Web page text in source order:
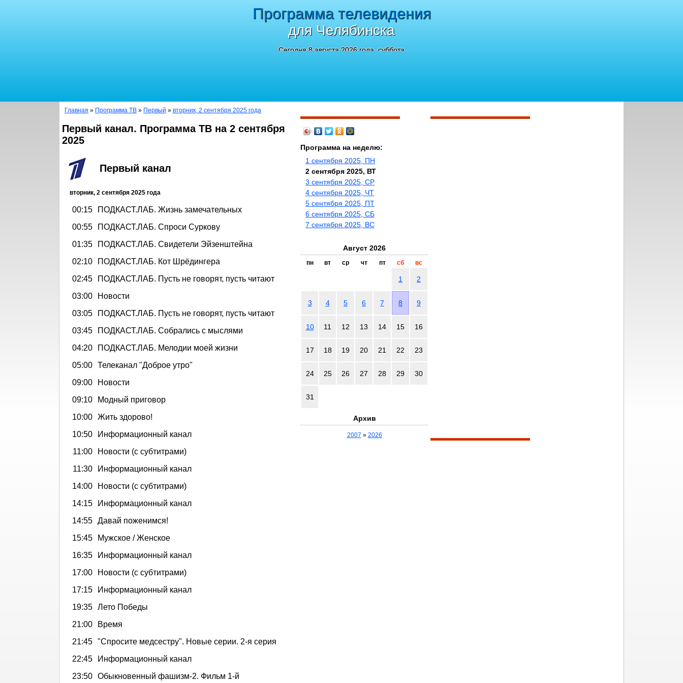
Программа телевидения
для Челябинска
Сегодня 8 августа 2026 года, суббота
Главная » Программа ТВ » Первый » вторник, 2 сентября 2025 года
Первый канал. Программа ТВ на 2 сентября
2025
Первый канал
вторник, 2 сентября 2025 года
00:15
ПОДКАСТ.ЛАБ. Жизнь замечательных
00:55
ПОДКАСТ.ЛАБ. Спроси Суркову
01:35
ПОДКАСТ.ЛАБ. Свидетели Эйзенштейна
02:10
ПОДКАСТ.ЛАБ. Кот Шрёдингера
02:45
ПОДКАСТ.ЛАБ. Пусть не говорят, пусть читают
03:00
Новости
03:05
ПОДКАСТ.ЛАБ. Пусть не говорят, пусть читают
03:45
ПОДКАСТ.ЛАБ. Собрались с мыслями
04:20
ПОДКАСТ.ЛАБ. Мелодии моей жизни
05:00 Телеканал "Доброе утро"
09:00
Новости
09:10
Модный приговор
10:00 Жить здорово!
10:50
Информационный канал
11:00
Новости (с субтитрами)
11:30
Информационный канал
14:00
Новости (с субтитрами)
14:15
Информационный канал
14:55 Давай поженимся!
15:45
Мужское / Женское
16:35
Информационный канал
17:00
Новости (с субтитрами)
17:15
Информационный канал
19:35 Лето Победы
21:00
Время
21:45 "Спросите медсестру". Новые серии. 2-я серия
22:45
Информационный канал
23:50 Обыкновенный фашизм-2. Фильм 1-й
Программа на неделю:
1 сентября 2025, ПН
2 сентября 2025, ВТ
3 сентября 2025, СР
4 сентября 2025, ЧТ
5 сентября 2025, ПТ
6 сентября 2025, СБ
7 сентября 2025, ВС
Август 2026
пн вт ср чт пт сб вс
1 2
3 4 5 6 7 8 9
10 11 12 13 14 15 16
17 18 19 20 21 22 23
24 25 26 27 28 29 30
31
Архив
2007 » 2026